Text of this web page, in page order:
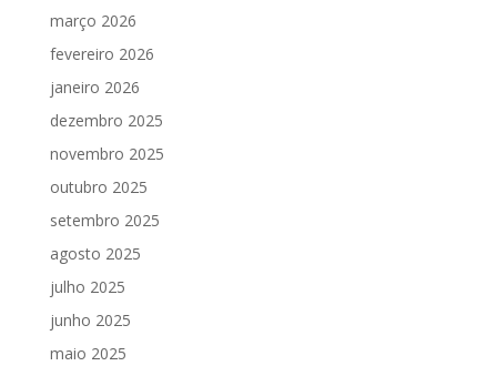
março 2026
fevereiro 2026
janeiro 2026
dezembro 2025
novembro 2025
outubro 2025
setembro 2025
agosto 2025
julho 2025
junho 2025
maio 2025